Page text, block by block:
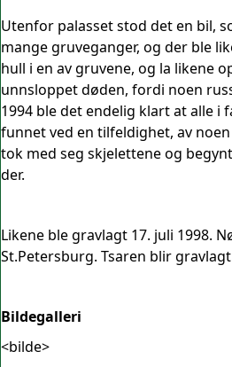
Utenfor palasset stod det en bil,
mange gruveganger, og der ble
hull i en av gruvene, og la likene
unnsloppet døden, fordi noen
1994 ble det endelig klart at alle
funnet ved en tilfeldighet, av
tok med seg skjelettene og
der.
Likene ble gravlagt 17. juli 1998.
St.Petersburg. Tsaren blir
Bildegalleri
<bilde>